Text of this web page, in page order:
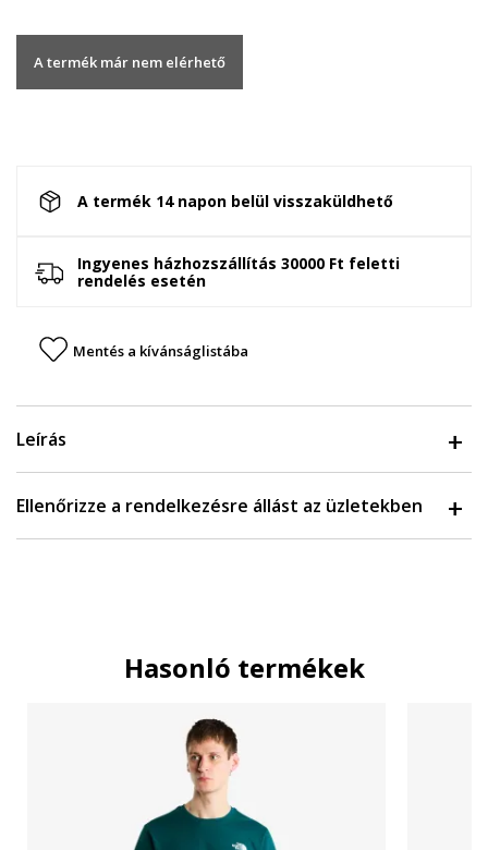
A termék már nem elérhető
A termék 14 napon belül visszaküldhető
Ingyenes házhozszállítás 30000 Ft feletti
rendelés esetén
Mentés a kívánságlistába
Leírás
Ellenőrizze a rendelkezésre állást az üzletekben
Hasonló termékek